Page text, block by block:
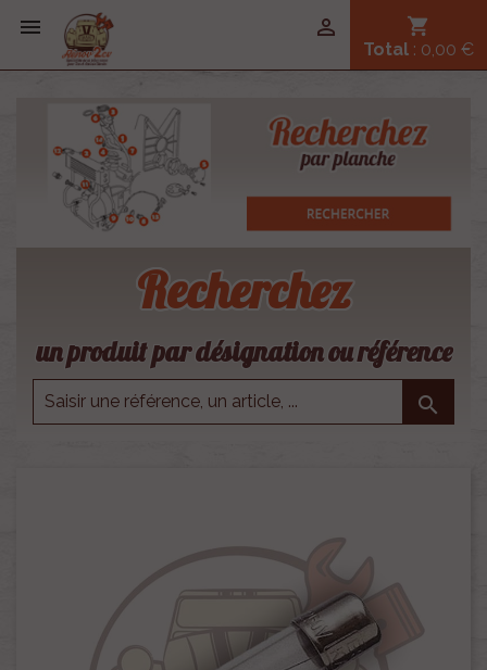
 shopping_cart
Total : 0,00 €

Recherchez
un produit par désignation ou référence
